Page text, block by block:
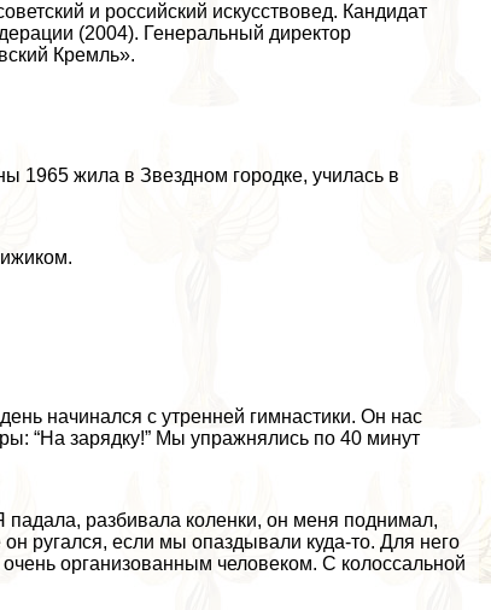
и российский искусствовед. Кандидат
(2004). Генеральный директор
Кремль».
1965 жила в Звездном городке, училась в
начинался с утренней гимнастики. Он нас
“На зарядку!” Мы упражнялись по 40 минут
падала, разбивала коленки, он меня поднимал,
ругался, если мы опаздывали куда-то. Для него
организованным человеком. С колоссальной